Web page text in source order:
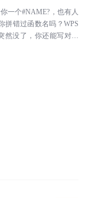
一个#NAME?，也有人
拼错过函数名吗？WPS
然没了，你还能写对几